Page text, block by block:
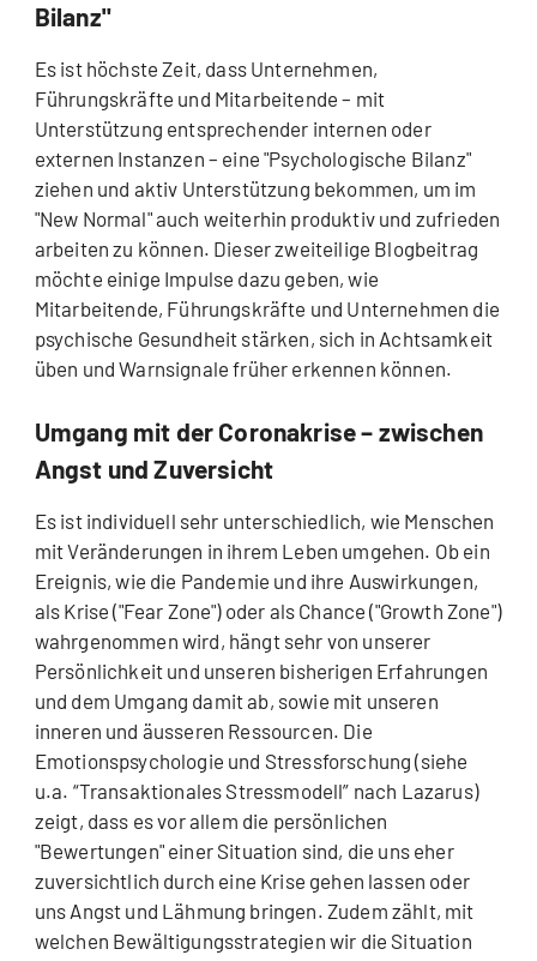
Bilanz"
Es ist höchste Zeit, dass Unternehmen,
Führungskräfte und Mitarbeitende – mit
Unterstützung entsprechender internen oder
externen Instanzen – eine "Psychologische Bilanz"
ziehen und aktiv Unterstützung bekommen, um im
"New Normal" auch weiterhin produktiv und zufrieden
arbeiten zu können. Dieser zweiteilige Blogbeitrag
möchte einige Impulse dazu geben, wie
Mitarbeitende, Führungskräfte und Unternehmen die
psychische Gesundheit stärken, sich in Achtsamkeit
üben und Warnsignale früher erkennen können.
Umgang mit der Coronakrise – zwischen
Angst und Zuversicht
Es ist individuell sehr unterschiedlich, wie Menschen
mit Veränderungen in ihrem Leben umgehen. Ob ein
Ereignis, wie die Pandemie und ihre Auswirkungen,
als Krise ("Fear Zone") oder als Chance ("Growth Zone")
wahrgenommen wird, hängt sehr von unserer
Persönlichkeit und unseren bisherigen Erfahrungen
und dem Umgang damit ab, sowie mit unseren
inneren und äusseren Ressourcen. Die
Emotionspsychologie und Stressforschung (siehe
u.a. “Transaktionales Stressmodell” nach Lazarus)
zeigt, dass es vor allem die persönlichen
"Bewertungen" einer Situation sind, die uns eher
zuversichtlich durch eine Krise gehen lassen oder
uns Angst und Lähmung bringen. Zudem zählt, mit
welchen Bewältigungsstrategien wir die Situation